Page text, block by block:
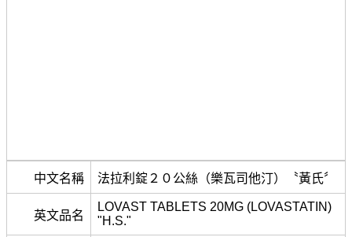
中文名稱 法拉利錠２０公絲（樂瓦司他汀）〝黃氏〞
英文品名
LOVAST TABLETS 20MG (LOVASTATIN)
"H.S."